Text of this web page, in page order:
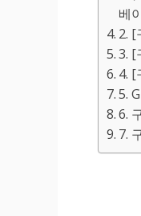
베
2. [
3. [
4. [
5.
6.
7.